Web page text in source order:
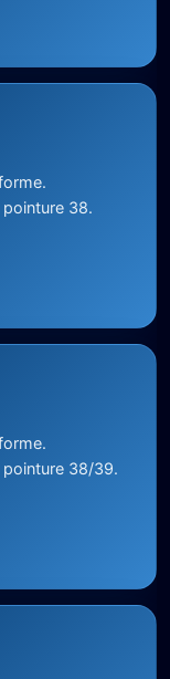
38.
38/39.